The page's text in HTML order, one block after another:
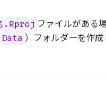
.Rproj ファイルがある
Data ）フォルダーを作